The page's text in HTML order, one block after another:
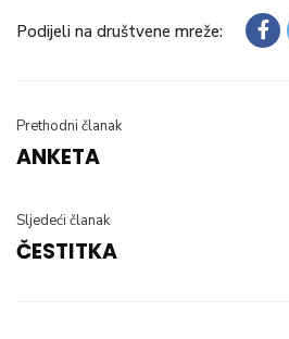
Podijeli na društvene mreže:
Prethodni članak
ANKETA
Sljedeći članak
ČESTITKA